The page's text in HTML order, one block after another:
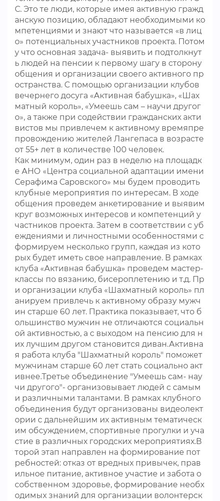
С. Это те люди, которые имея активную гражд
анскую позицию, обладают необходимыми ко
мпетенциями и знают что называется «в лиц
о» потенциальных участников проекта. Потом
у что основная задача- выявить и подтолкнут
ь людей на пенсии к первому шагу в сторону
общения и организации своего активного пр
остранства. С помощью организации клубов
вечернего досуга «Активная бабушка», «Шах
матный король», «Умеешь сам – научи другог
о», а также при содействии гражданских акти
вистов мы привлечем к активному времяпре
провождению жителей Лангепаса в возрасте
от 55+ лет в количестве 100 человек.
Как минимум, один раз в неделю на площадк
е АНО «Центра социальной адаптации имени
Серафима Саровского» мы будем проводить
клубные мероприятия по интересам. В ходе
общения проведем анкетирование и выявим
круг возможных интересов и компетенций у
частников проекта. Затем в соответствии с уб
еждениями и личностными особенностями с
формируем несколько групп, каждая из кото
рых будет иметь свое направление. В рамках
клуба «Активная бабушка» проведем мастер-
классы по вязанию, бисероплетению и т.д. Пр
и организации клуба «Шахматный король» пл
анируем привлечь к активному образу мужч
ин старше 60 лет. Практика показывает, что б
ольшинство мужчин не отличаются социальн
ой активностью, а с выходом на пенсию для н
их лучшим другом становится диван.Активна
я работа клуба "Шахматный король" поможет
мужчинам старше 60 лет стать социально акт
ивнее.Третье объединение "Умеешь сам- нау
чи другого"- организовывает людей с самым
и различными талантами. В рамках клубного
объединения будут организованы видеолект
ории с дальнейшим их активным тематическ
им обсуждением, спортивные прогулки и уча
стие в различных городских мероприятиях.В
торой этап направлен на формирование пот
ребностей: отказ от вредных привычек, прав
ильное питание, активное участие и забота о
собственном здоровье, формирование необх
одимых знаний для организации волонтерск